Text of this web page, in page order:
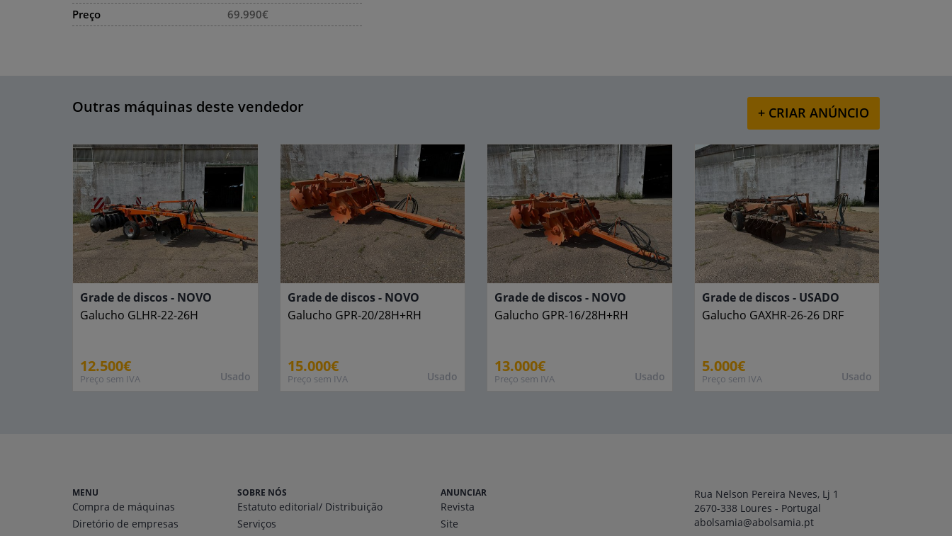
Preço
69.990€
Outras máquinas deste vendedor + CRIAR ANÚNCIO
Usado
Grade de discos - NOVO
Galucho GLHR-22-26H
12.500€
Preço sem IVA Usado
Grade de discos - NOVO
Galucho GPR-20/28H+RH
15.000€
Preço sem IVA Usado
Grade de discos - NOVO
Galucho GPR-16/28H+RH
13.000€
Preço sem IVA Usado
Grade de discos - USADO
Galucho GAXHR-26-26 DRF
5.000€
Preço sem IVA
MENU
Compra de máquinas
Diretório de empresas
SOBRE NÓS
Estatuto editorial/ Distribuição
Serviços
ANUNCIAR
Revista
Site
Rua Nelson Pereira Neves, Lj 1
2670-338 Loures - Portugal
abolsamia@abolsamia.pt